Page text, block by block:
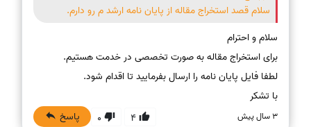
سلام قصد استخراج مقاله از پایان نامه ارشد م رو دارم.
با تشکر
3 سال پیش 4
0 پاسخ